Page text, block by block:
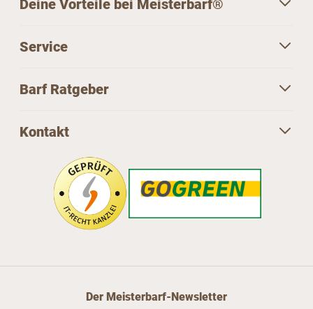
Deine Vorteile bei Meisterbarf®
Service
Barf Ratgeber
Kontakt
Der Meisterbarf-Newsletter